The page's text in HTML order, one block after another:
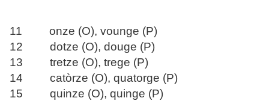
11 onze (O), vounge (P)
12 dotze (O), douge (P)
13 tretze (O), trege (P)
14 catòrze (O), quatorge (P)
15 quinze (O), quinge (P)